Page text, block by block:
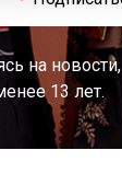
на
13 лет.